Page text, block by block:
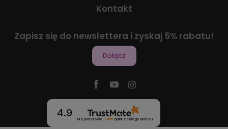
Kontakt
Zapisz się do newslettera i zyskaj 5% rabatu!
Dołącz
4.9
Na podstawie 2466opinii z całego okresu